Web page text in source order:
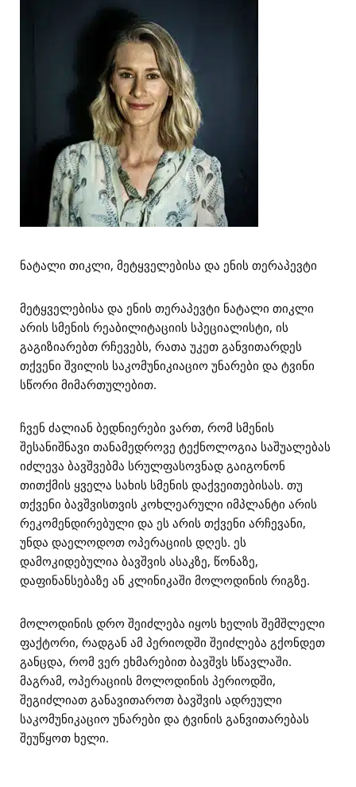
ნატალი თიკლი, მეტყველებისა და ენის თერაპევტი
მეტყველებისა და ენის თერაპევტი ნატალი თიკლი
არის სმენის რეაბილიტაციის სპეციალისტი, ის
გაგიზიარებთ რჩევებს, რათა უკეთ განვითარდეს
თქვენი შვილის საკომუნიკიაციო უნარები და ტვინი
სწორი მიმართულებით.
ჩვენ ძალიან ბედნიერები ვართ, რომ სმენის
შესანიშნავი თანამედროვე ტექნოლოგია საშუალებას
იძლევა ბავშვებმა სრულფასოვნად გაიგონონ
თითქმის ყველა სახის სმენის დაქვეითებისას. თუ
თქვენი ბავშვისთვის კოხლეარული იმპლანტი არის
რეკომენდირებული და ეს არის თქვენი არჩევანი,
უნდა დაელოდოთ ოპერაციის დღეს. ეს
დამოკიდებულია ბავშვის ასაკზე, წონაზე,
დაფინანსებაზე ან კლინიკაში მოლოდინის რიგზე.
მოლოდინის დრო შეიძლება იყოს ხელის შემშლელი
ფაქტორი, რადგან ამ პერიოდში შეიძლება გქონდეთ
განცდა, რომ ვერ ეხმარებით ბავშვს სწავლაში.
მაგრამ, ოპერაციის მოლოდინის პერიოდში,
შეგიძლიათ განავითაროთ ბავშვის ადრეული
საკომუნიკაციო უნარები და ტვინის განვითარებას
შეუწყოთ ხელი.